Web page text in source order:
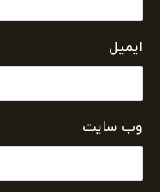
ایمیل
وب‌ سایت